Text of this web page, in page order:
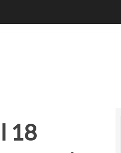
su come usare i dati
18